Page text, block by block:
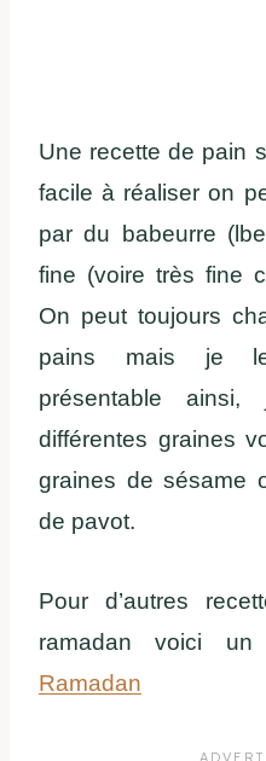
Une recette de pain
facile à réaliser on
par du babeurre
fine (voire très fine
On peut toujours
pains mais je
présentable
différentes graines
graines de sésame
de pavot.
Pour d’autres
ramadan voici
Ramadan